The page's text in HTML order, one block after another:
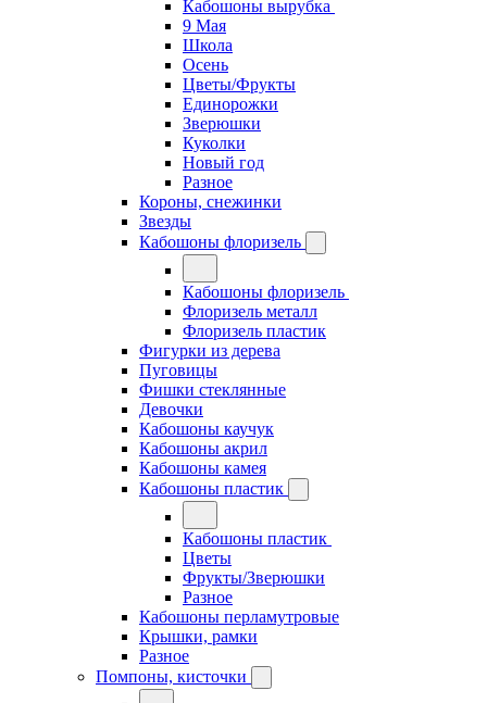
Кабошоны вырубка
9 Мая
Школа
Осень
Цветы/Фрукты
Единорожки
Зверюшки
Куколки
Новый год
Разное
Короны, снежинки
Звезды
Кабошоны флоризель
Кабошоны флоризель
Флоризель металл
Флоризель пластик
Фигурки из дерева
Пуговицы
Фишки стеклянные
Девочки
Кабошоны каучук
Кабошоны акрил
Кабошоны камея
Кабошоны пластик
Кабошоны пластик
Цветы
Фрукты/Зверюшки
Разное
Кабошоны перламутровые
Крышки, рамки
Разное
Помпоны, кисточки